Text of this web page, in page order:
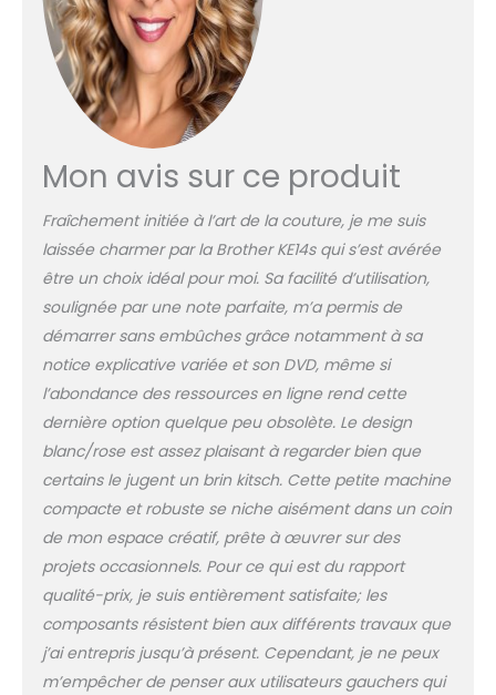
"lumière du jour" Longueur &
largeur des points
préréglées, canette
horizontale, réglage
manuelle de la tension,
aux manipulations de base
Mon avis sur ce produit
Fraîchement initiée à l’art de la couture, je me suis
laissée charmer par la Brother KE14s qui s’est avérée
être un choix idéal pour moi. Sa facilité d’utilisation,
soulignée par une note parfaite, m’a permis de
démarrer sans embûches grâce notamment à sa
notice explicative variée et son DVD, même si
l’abondance des ressources en ligne rend cette
dernière option quelque peu obsolète. Le design
blanc/rose est assez plaisant à regarder bien que
certains le jugent un brin kitsch. Cette petite machine
compacte et robuste se niche aisément dans un coin
de mon espace créatif, prête à œuvrer sur des
projets occasionnels. Pour ce qui est du rapport
qualité-prix, je suis entièrement satisfaite; les
composants résistent bien aux différents travaux que
j’ai entrepris jusqu’à présent. Cependant, je ne peux
m’empêcher de penser aux utilisateurs gauchers qui